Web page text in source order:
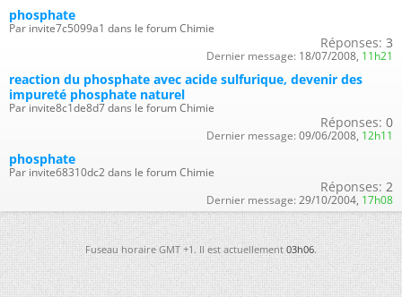
phosphate
Par invite7c5099a1 dans le forum Chimie
Réponses: 3
Dernier message: 18/07/2008, 11h21
reaction du phosphate avec acide sulfurique, devenir des
impureté phosphate naturel
Par invite8c1de8d7 dans le forum Chimie
Réponses: 0
Dernier message: 09/06/2008, 12h11
phosphate
Par invite68310dc2 dans le forum Chimie
Réponses: 2
Dernier message: 29/10/2004, 17h08
Fuseau horaire GMT +1. Il est actuellement03h06.